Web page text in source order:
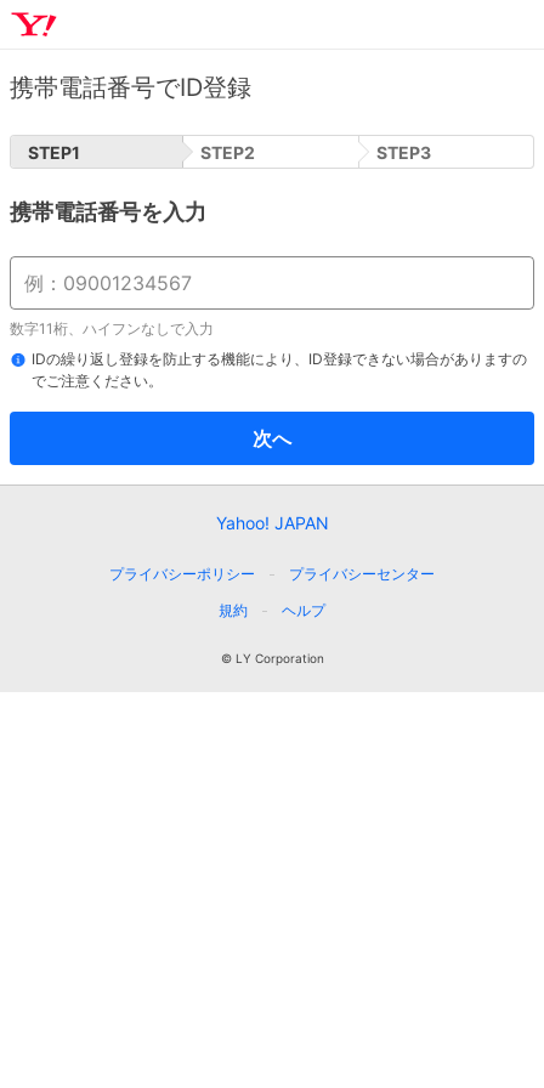
携帯電話番号でID登録
STEP1 STEP2 STEP3
携帯電話番号を入力
数字11桁、ハイフンなしで入力
IDの繰り返し登録を防止する機能により、ID登録できない場合がありますの
でご注意ください。
次へ
Yahoo! JAPAN
プライバシーポリシー
プライバシーセンター
規約
ヘルプ
© LY Corporation